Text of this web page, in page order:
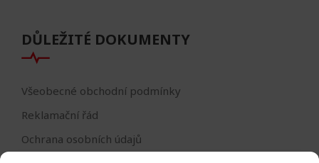
DŮLEŽITÉ DOKUMENTY
Všeobecné obchodní podmínky
Reklamační řád
Ochrana osobních údajů